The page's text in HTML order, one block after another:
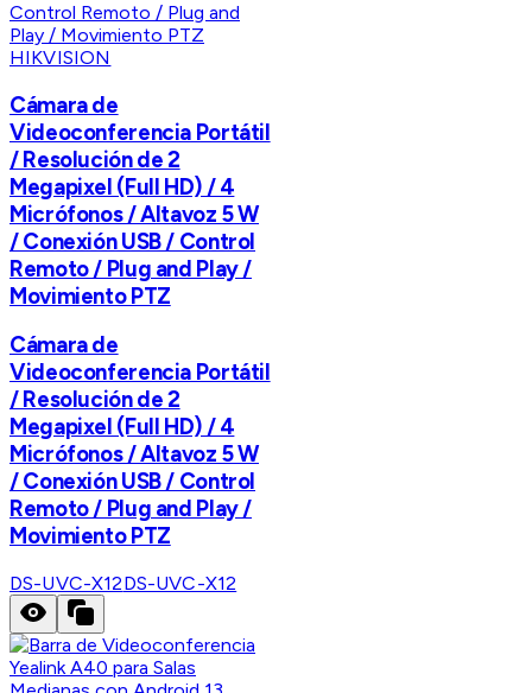
HIKVISION
Cámara de
Videoconferencia Portátil
/ Resolución de 2
Megapixel (Full HD) / 4
Micrófonos / Altavoz 5 W
/ Conexión USB / Control
Remoto / Plug and Play /
Movimiento PTZ
Cámara de
Videoconferencia Portátil
/ Resolución de 2
Megapixel (Full HD) / 4
Micrófonos / Altavoz 5 W
/ Conexión USB / Control
Remoto / Plug and Play /
Movimiento PTZ
DS-UVC-X12DS-UVC-X12